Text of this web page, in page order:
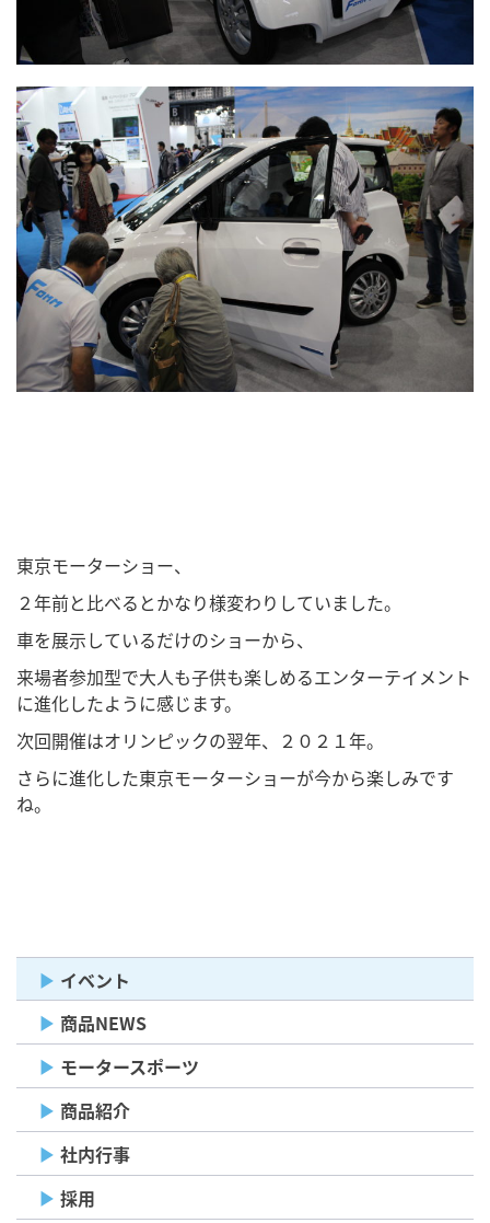
東京モーターショー、
２年前と比べるとかなり様変わりしていました。
車を展示しているだけのショーから、
来場者参加型で大人も子供も楽しめるエンターテイメント
に進化したように感じます。
次回開催はオリンピックの翌年、２０２１年。
さらに進化した東京モーターショーが今から楽しみです
ね。
イベント
商品NEWS
モータースポーツ
商品紹介
社内行事
採用